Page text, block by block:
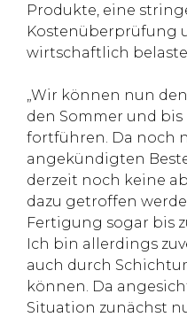
Produkte, eine
Kostenüberprüfung
wirtschaftlich
„Wir können nun
den Sommer und
fortführen. Da noch
angekündigten
derzeit noch keine
dazu getroffen
Fertigung sogar bis
Ich bin allerdings
auch durch
können. Da
Situation zunächst